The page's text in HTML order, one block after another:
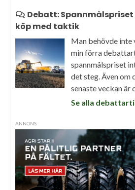
Debatt: Spannmålspriset
köp med taktik
Man behövde inte
min förra
spannmålspriset
det steg. Även om
senaste veckan är
Se alla
ANNONS